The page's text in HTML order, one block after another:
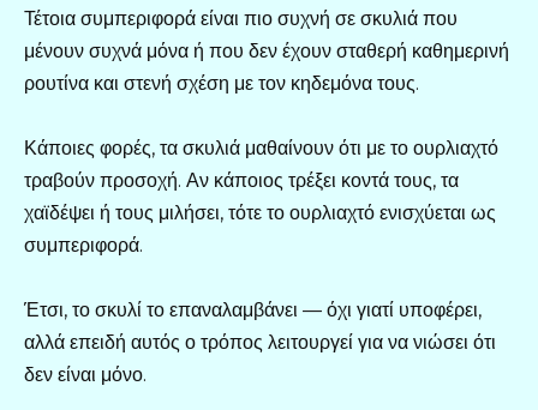
Τέτοια συμπεριφορά είναι πιο συχνή σε σκυλιά που
μένουν συχνά μόνα ή που δεν έχουν σταθερή καθημερινή
ρουτίνα και στενή σχέση με τον κηδεμόνα τους.
Κάποιες φορές, τα σκυλιά μαθαίνουν ότι με το ουρλιαχτό
τραβούν προσοχή. Αν κάποιος τρέξει κοντά τους, τα
χαϊδέψει ή τους μιλήσει, τότε το ουρλιαχτό ενισχύεται ως
συμπεριφορά.
Έτσι, το σκυλί το επαναλαμβάνει — όχι γιατί υποφέρει,
αλλά επειδή αυτός ο τρόπος λειτουργεί για να νιώσει ότι
δεν είναι μόνο.